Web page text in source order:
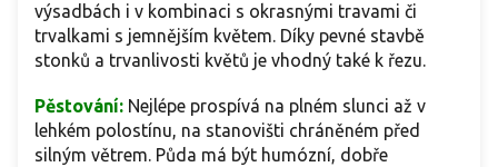
výsadbách i v kombinaci s okrasnými travami či
trvalkami s jemnějším květem. Díky pevné stavbě
stonků a trvanlivosti květů je vhodný také k řezu.
Pěstování: Nejlépe prospívá na plném slunci až v
lehkém polostínu, na stanovišti chráněném před
silným větrem. Půda má být humózní, dobře